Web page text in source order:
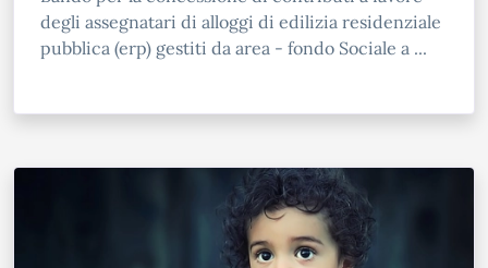
degli assegnatari di alloggi di edilizia residenziale
pubblica (erp) gestiti da area - fondo Sociale a ...